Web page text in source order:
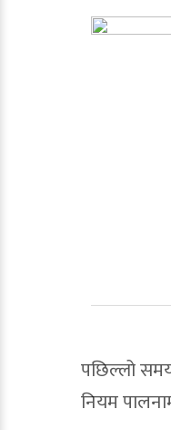
पछिल्लो
नियम